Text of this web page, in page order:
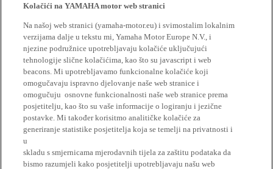
Kolačići na YAMAHA motor web stranici
Na našoj web stranici (yamaha-motor.eu) i svimostalim lokalnim
verzijama dalje u tekstu mi, Yamaha Motor Europe N.V., i
njezine podružnice upotrebljavaju kolačiće uključujući
tehnologije slične kolačićima, kao što su javascript i web
beacons. Mi upotrebljavamo funkcionalne kolačiće koji
omogučavaju ispravno djelovanje naše web stranice i
omogučuju osnovne funkcionalnosti naše web stranice prema
posjetitelju, kao što su vaše informacije o logiranju i jezične
postavke. Mi također korisitmo analitičke kolačiće za
generiranje statistike posjetitelja koja se temelji na privatnosti i
u
skladu s smjernicama mjerodavnih tijela za zaštitu podataka da
bismo razumjeli kako posjetitelji upotrebljavaju našu web